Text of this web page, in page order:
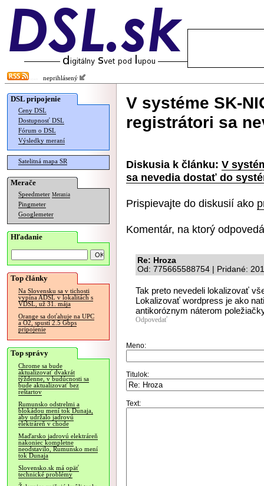
neprihlásený
DSL pripojenie
Ceny DSL
Dostupnosť DSL
Fórum o DSL
Výsledky meraní
Satelitná mapa SR
Merače
Speedmeter Merania
Pingmeter
Googlemeter
Hľadanie
Top články
Na Slovensku sa v tichosti
vypína ADSL v lokalitách s
VDSL, už 31. mája
Orange sa doťahuje na UPC
a O2, spustí 2.5 Gbps
pripojenie
Top správy
Chrome sa bude
aktualizovať dvakrát
týždenne, v budúcnosti sa
bude aktualizovať bez
reštartov
Rumunsko odstrelmi a
blokádou mení tok Dunaja,
aby udržalo jadrovú
elektráreň v chode
Maďarsko jadrovú elektráreň
nakoniec kompletne
neodstavilo, Rumunsko mení
tok Dunaja
Slovensko.sk má opäť
technické problémy
V systéme SK-
registrátori sa
Diskusia k článku: V
sa nevedia dostať do
Prispievajte do diskusií ako
Komentár, na ktorý
Re: Hroza
Od: 775665588754 | Pridané:
Tak preto nevedeli lokalizovať
Lokalizovať wordpress je ako
antikoróznym náterom
Odpovedať
Meno:
Titulok:
Text: